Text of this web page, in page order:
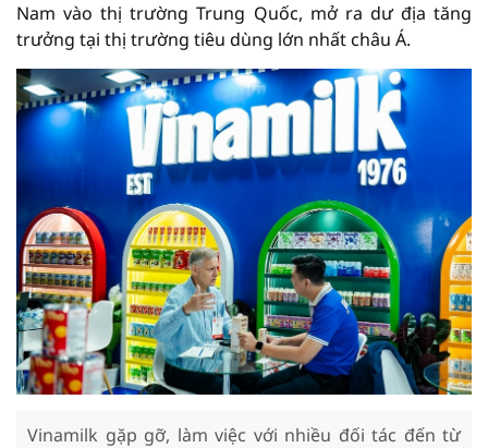
Nam vào thị trường Trung Quốc, mở ra dư địa tăng
trưởng tại thị trường tiêu dùng lớn nhất châu Á.
Vinamilk gặp gỡ, làm việc với nhiều đối tác đến từ